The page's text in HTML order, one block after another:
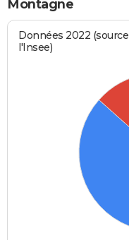
Montagne
Données 2022
l'Insee)